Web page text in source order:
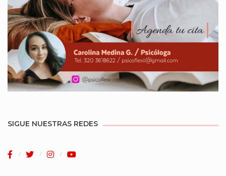
SIGUE NUESTRAS REDES